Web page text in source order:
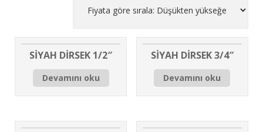
SİYAH DİRSEK 1/2″
Devamını oku
SİYAH DİRSEK 3/4″
Devamını oku